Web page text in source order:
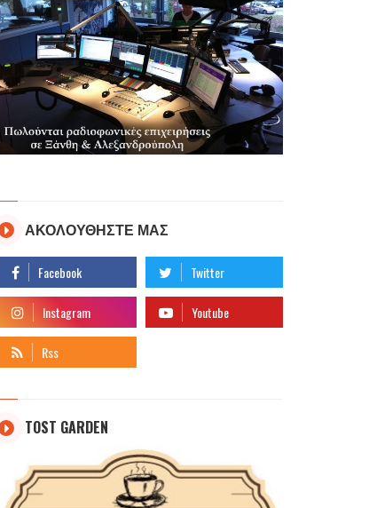
ΑΚΟΛΟΥΘΗΣΤΕ ΜΑΣ
TOST GARDEN